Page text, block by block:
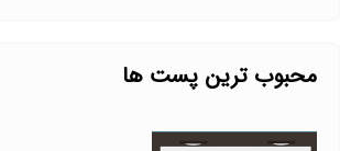
محبوب ترین پست ها